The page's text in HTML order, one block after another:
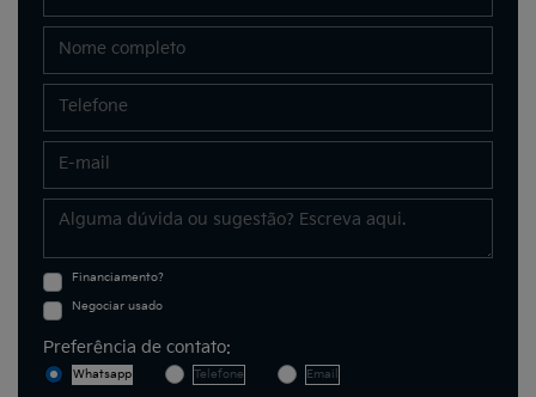
Financiamento?
Negociar usado
Preferência de contato:
Whatsapp Telefone Email